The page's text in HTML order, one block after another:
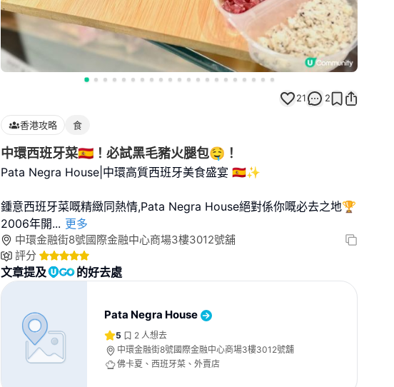
21 2
香港攻略 食
中環西班牙菜🇪🇸！必試黑毛豬火腿包🤤！
Pata Negra House|中環高質西班牙美食盛宴 🇪🇸✨
鍾意西班牙菜嘅精緻同熱情,Pata Negra House絕對係你嘅必去之地🏆
2006年開... 更多
中環金融街8號國際金融中心商場3樓3012號舖
評分
文章提及 的好去處
Pata Negra House
5 2 人想去
中環金融街8號國際金融中心商場3樓3012號舖
佛卡夏、西班牙菜、外賣店